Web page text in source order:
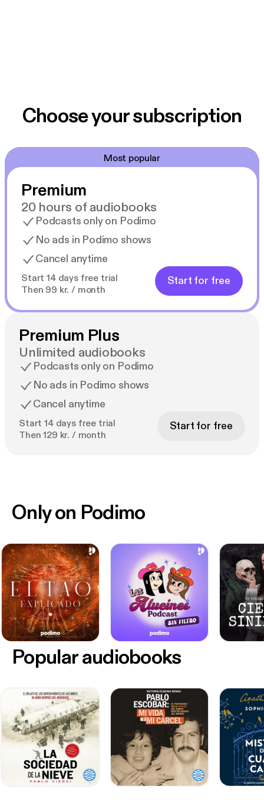
Choose your subscription
Most popular
Premium
20 hours of audiobooks
Podcasts only on Podimo
No ads in Podimo shows
Cancel anytime
Start 14 days free trial
Then 99 kr. / month
Start for free
Premium Plus
Unlimited audiobooks
Podcasts only on Podimo
No ads in Podimo shows
Cancel anytime
Start 14 days free trial
Then 129 kr. / month
Start for free
Only on Podimo
Popular audiobooks